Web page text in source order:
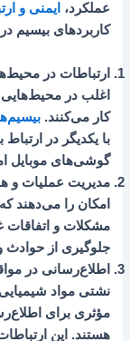
عملکرد، ایمنی و
کاربردهای بیسیم
ارتباطات در
اغلب در
کار می‌کنند.
با یکدیگر در
گوشی‌های موبایل
مدیریت عملیات و
امکان را می‌دهند
مشکلات و اتفاقات
جلوگیری از
اطلاع‌رسانی در
نشتی مواد
مؤثری برای
هستند. این